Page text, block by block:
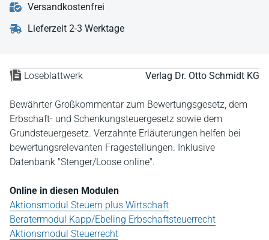
Loseblattwerk Verlag Dr. Otto Schmidt KG
Bewährter Großkommentar zum Bewertungsgesetz, dem
Erbschaft- und Schenkungsteuergesetz sowie dem
Grundsteuergesetz. Verzahnte Erläuterungen helfen bei
bewertungsrelevanten Fragestellungen. Inklusive
Datenbank "Stenger/Loose online".
Online in diesen Modulen
Aktionsmodul Steuern plus Wirtschaft
Beratermodul Kapp/Ebeling Erbschaftsteuerrecht
Aktionsmodul Steuerrecht
Versandkostenfrei
Lieferzeit 2-3 Werktage